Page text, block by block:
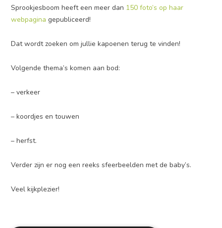
Sprookjesboom heeft een meer dan 150 foto’s op haar
webpagina gepubliceerd!
Dat wordt zoeken om jullie kapoenen terug te vinden!
Volgende thema’s komen aan bod:
– verkeer
– koordjes en touwen
– herfst.
Verder zijn er nog een reeks sfeerbeelden met de baby’s.
Veel kijkplezier!